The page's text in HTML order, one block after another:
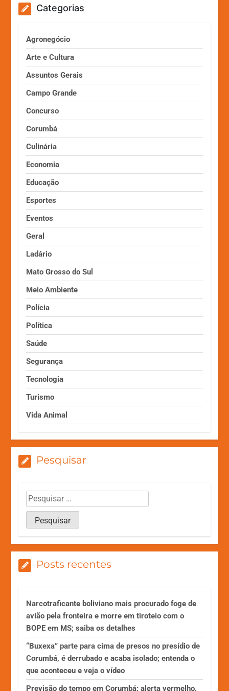
Categorias
Agronegócio
Arte e Cultura
Assuntos Gerais
Campo Grande
Concurso
Corumbá
Culinária
Economia
Educação
Esportes
Eventos
Geral
Ladário
Mato Grosso do Sul
Meio Ambiente
Polícia
Política
Saúde
Segurança
Tecnologia
Turismo
Vida Animal
Pesquisar
Posts recentes
Narcotraficante boliviano mais procurado foge de
avião pela fronteira e morre em tiroteio com o
BOPE em MS; saiba os detalhes
“Buxexa” parte para cima de presos no presídio de
Corumbá, é derrubado e acaba isolado; entenda o
que aconteceu e veja o vídeo
Previsão do tempo em Corumbá: alerta vermelho,